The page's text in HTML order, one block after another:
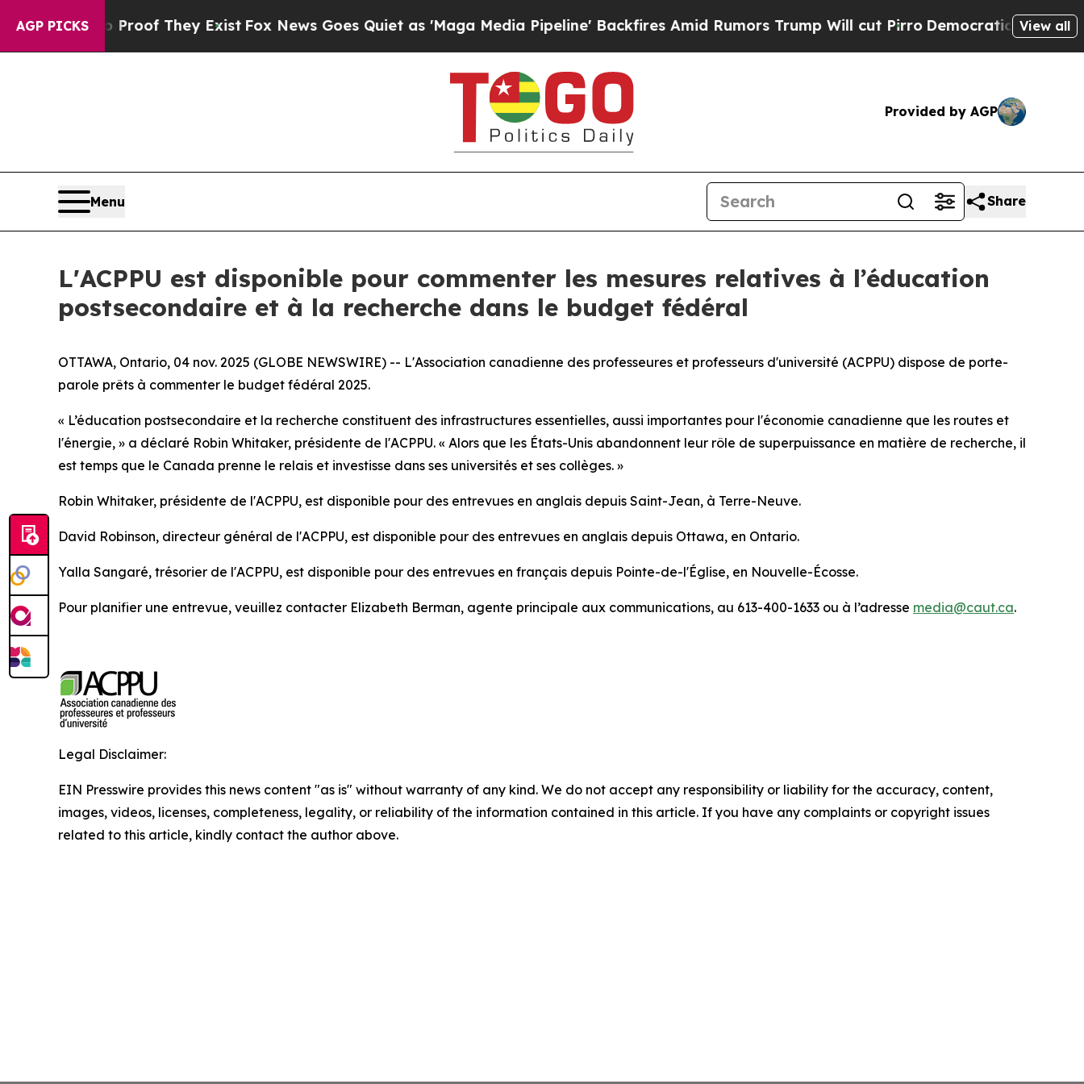
AGP PICKS
Offers no Proof They Exist Fox News Goes Quiet as 'Maga Media Pipeline' Backfires Amid Rumors Trump Will cut Pirro Democratic Socialists of
View all
Provided by AGP
Menu Share
L'ACPPU est disponible pour commenter les mesures relatives à l’éducation
postsecondaire et à la recherche dans le budget fédéral
OTTAWA, Ontario, 04 nov. 2025 (GLOBE NEWSWIRE) -- L'Association canadienne des professeures et professeurs d'université (ACPPU) dispose de porte-
parole prêts à commenter le budget fédéral 2025.
« L’éducation postsecondaire et la recherche constituent des infrastructures essentielles, aussi importantes pour l'économie canadienne que les routes et
l'énergie, » a déclaré Robin Whitaker, présidente de l'ACPPU. « Alors que les États-Unis abandonnent leur rôle de superpuissance en matière de recherche, il
est temps que le Canada prenne le relais et investisse dans ses universités et ses collèges. »
Robin Whitaker, présidente de l'ACPPU, est disponible pour des entrevues en anglais depuis Saint-Jean, à Terre-Neuve.
David Robinson, directeur général de l'ACPPU, est disponible pour des entrevues en anglais depuis Ottawa, en Ontario.
Yalla Sangaré, trésorier de l'ACPPU, est disponible pour des entrevues en français depuis Pointe-de-l'Église, en Nouvelle-Écosse.
Pour planifier une entrevue, veuillez contacter Elizabeth Berman, agente principale aux communications, au 613-400-1633 ou à l’adresse media@caut.ca.
Legal Disclaimer:
EIN Presswire provides this news content "as is" without warranty of any kind. We do not accept any responsibility or liability for the accuracy, content,
images, videos, licenses, completeness, legality, or reliability of the information contained in this article. If you have any complaints or copyright issues
related to this article, kindly contact the author above.